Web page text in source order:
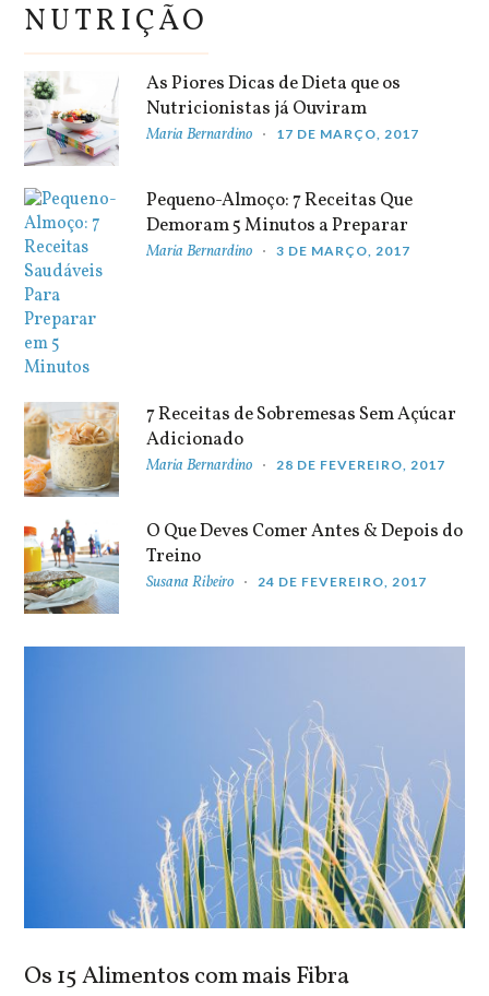
NUTRIÇÃO
As Piores Dicas de Dieta que os
Nutricionistas já Ouviram
Maria Bernardino 17 DE MARÇO, 2017
Pequeno-Almoço: 7 Receitas Que
Demoram 5 Minutos a Preparar
Maria Bernardino 3 DE MARÇO, 2017
7 Receitas de Sobremesas Sem Açúcar
Adicionado
Maria Bernardino 28 DE FEVEREIRO, 2017
O Que Deves Comer Antes & Depois do
Treino
Susana Ribeiro 24 DE FEVEREIRO, 2017
Os 15 Alimentos com mais Fibra